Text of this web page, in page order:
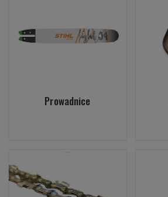
Prowadnice